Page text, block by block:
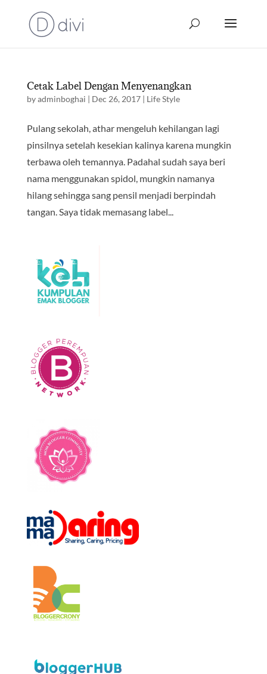
Cetak Label Dengan Menyenangkan
byadminboghai | Dec 26, 2017| Life Style
Pulang sekolah, athar mengeluh kehilangan lagi
pinsilnya setelah kesekian kalinya karena mungkin
terbawa oleh temannya. Padahal sudah saya beri
nama menggunakan spidol, mungkin namanya
hilang sehingga sang pensil menjadi berpindah
tangan. Saya tidak memasang label...